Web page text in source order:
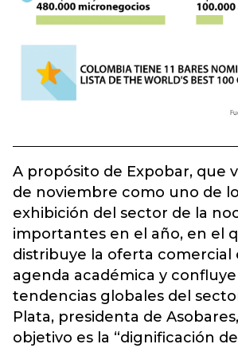
A propósito de Expobar, que
de noviembre como uno de
exhibición del sector de la
importantes en el año, en el
distribuye la oferta comercial
agenda académica y
tendencias globales del
Plata, presidenta de
objetivo es la “dignificación